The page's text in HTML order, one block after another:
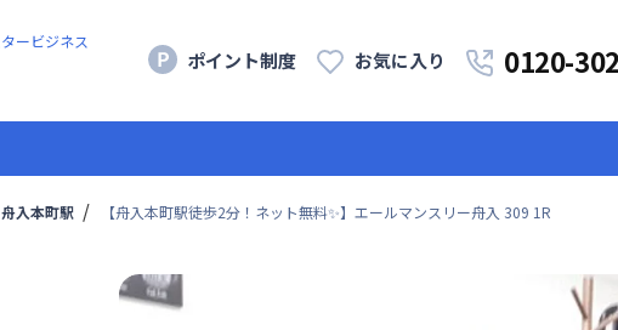
ービジネス
ポイント制度 お気に入り 0120-
舟入本町駅 【舟入本町駅徒歩2分！ネット無料✨】エールマンスリー舟入 309 1R